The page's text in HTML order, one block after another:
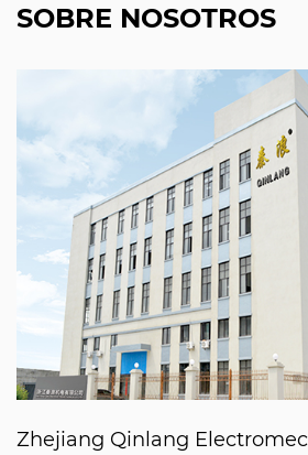
SOBRE NOSOTROS
Zhejiang Qinlang